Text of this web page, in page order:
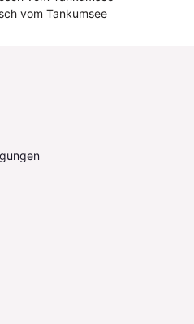
vom Tankumsee